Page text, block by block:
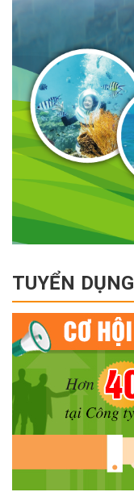
TUYỂN DỤNG